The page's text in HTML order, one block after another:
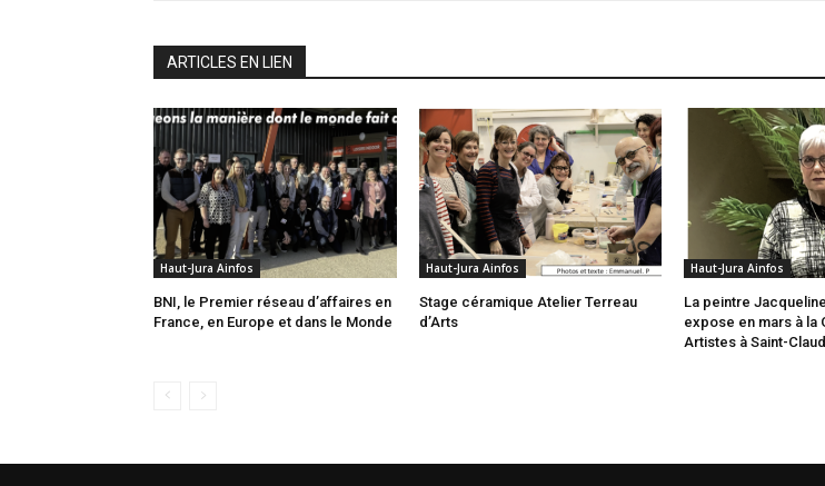
ARTICLES EN LIEN
Haut-Jura Ainfos
BNI, le Premier réseau d’affaires en
France, en Europe et dans le Monde
Haut-Jura Ainfos
Stage céramique Atelier Terreau
d’Arts
Haut-Jura Ainfos
La peintre
expose en mars à la
Artistes à Saint-